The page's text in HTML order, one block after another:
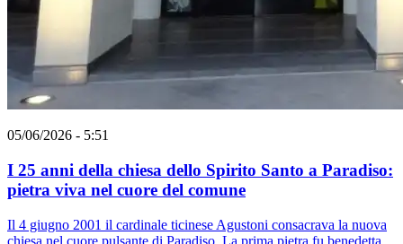
05/06/2026 - 5:51
I 25 anni della chiesa dello Spirito Santo a Paradiso:
pietra viva nel cuore del comune
Il 4 giugno 2001 il cardinale ticinese Agustoni consacrava la nuova
chiesa nel cuore pulsante di Paradiso. La prima pietra fu benedetta